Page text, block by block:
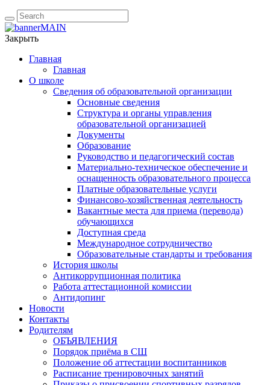
Закрыть
Главная
Главная
О школе
Сведения об образовательной организации
Основные сведения
Структура и органы управления
образовательной организацией
Документы
Образование
Руководство и педагогический состав
Материально-техническое обеспечение и
оснащенность образовательного процесса
Платные образовательные услуги
Финансово-хозяйственная деятельность
Вакантные места для приема (перевода)
обучающихся
Доступная среда
Международное сотрудничество
Образовательные стандарты и требования
История школы
Антикоррупционная политика
Работа аттестационной комиссии
Антидопинг
Новости
Контакты
Родителям
ОБЪЯВЛЕНИЯ
Порядок приёма в СШ
Положение об аттестации воспитанников
Расписание тренировочных занятий